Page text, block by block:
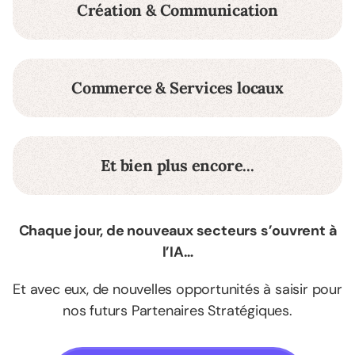
Création & Communication
Commerce & Services locaux
Et bien plus encore...
Chaque jour, de nouveaux secteurs s’ouvrent à
l’IA…
Et avec eux, de nouvelles opportunités à saisir pour
nos futurs Partenaires Stratégiques.